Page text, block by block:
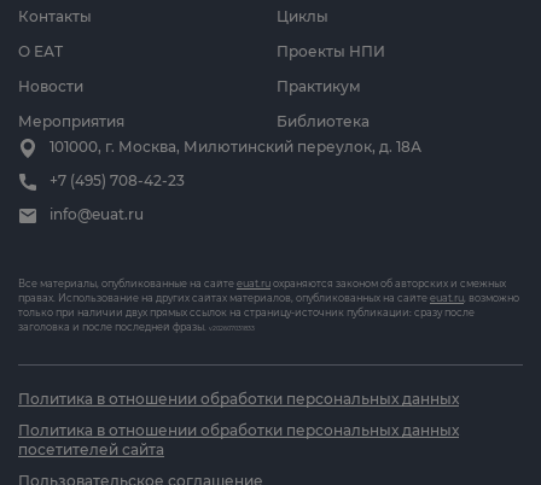
О ЕАТ
Новости
Мероприятия
Циклы
Проекты НПИ
Практикум
Библиотека
Контакты
101000, г. Москва, Милютинский переулок, д. 18А
+7 (495) 708-42-23
info@euat.ru
Все материалы, опубликованные на сайте euat.ru охраняются законом об авторских и смежных
правах. Использование на других сайтах материалов, опубликованных на сайте euat.ru, возможно
только при наличии двух прямых ссылок на страницу-источник публикации: сразу после
заголовка и после последней фразы. v202607031833
Политика в отношении обработки персональных данных
Политика в отношении обработки персональных данных
посетителей сайта
Пользовательское соглашение